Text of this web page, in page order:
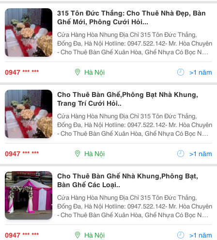
315 Tôn Đức Thắng: Cho Thuê Nhà Đẹp, Bàn
Ghế Mới, Phông Cưới Hỏi...
Cửa Hàng Hòa Nhung Địa Chỉ 315 Tôn Đức Thắng,
Đống Đa, Hà Nội Hotline: 0947.522.142- Mr. Hòa Chuyên
- Cho Thuê Bàn Ghế Xuân Hòa, Ghế Nhựa Có Bọc Nơ
Nhiều Màu Sắc Khác Nhau...
0947 *** *** Hà Nội >1 năm
Cho Thuê Bàn Ghế,Phông Bạt Nhà Khung,
Trang Trí Cưới Hỏi..
Cửa Hàng Hòa Nhung Địa Chỉ 315 Tôn Đức Thắng,
Đống Đa, Hà Nội Hotline: 0947.522.142- Mr. Hòa Chuyên
- Cho Thuê Bàn Ghế Xuân Hòa, Ghế Nhựa Có Bọc Nơ
Nhiều Màu Sắc Khác Nhau...
0947 *** *** Hà Nội >1 năm
Cho Thuê Bàn Ghế Nhà Khung,Phông Bạt,
Bàn Ghế Các Loại..
Cửa Hàng Hòa Nhung Địa Chỉ 315 Tôn Đức Thắng,
Đống Đa, Hà Nội Hotline: 0947.522.142- Mr. Hòa Chuyên
- Cho Thuê Bàn Ghế Xuân Hòa, Ghế Nhựa Có Bọc Nơ
Nhiều Màu Sắc Khác Nhau...
0947 *** *** Hà Nội >1 năm